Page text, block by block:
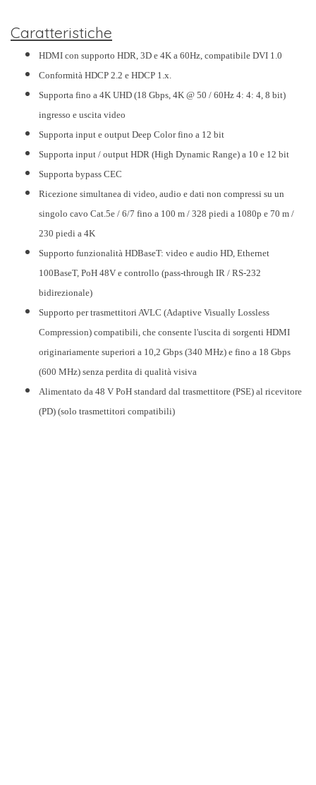
Caratteristiche
HDMI con supporto HDR, 3D e 4K a 60Hz, compatibile DVI 1.0
Conformità HDCP 2.2 e HDCP 1.x.
Supporta fino a 4K UHD (18 Gbps, 4K @ 50 / 60Hz 4: 4: 4, 8 bit)
ingresso e uscita video
Supporta input e output Deep Color fino a 12 bit
Supporta input / output HDR (High Dynamic Range) a 10 e 12 bit
Supporta bypass CEC
Ricezione simultanea di video, audio e dati non compressi su un
singolo cavo Cat.5e / 6/7 fino a 100 m / 328 piedi a 1080p e 70 m /
230 piedi a 4K
Supporto funzionalità HDBaseT: video e audio HD, Ethernet
100BaseT, PoH 48V e controllo (pass-through IR / RS-232
bidirezionale)
Supporto per trasmettitori AVLC (Adaptive Visually Lossless
Compression) compatibili, che consente l'uscita di sorgenti HDMI
originariamente superiori a 10,2 Gbps (340 MHz) e fino a 18 Gbps
(600 MHz) senza perdita di qualità visiva
Alimentato da 48 V PoH standard dal trasmettitore (PSE) al ricevitore
(PD) (solo trasmettitori compatibili)